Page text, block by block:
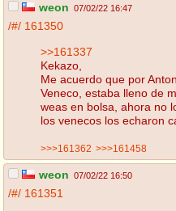
weon 07/02/22 16:47
/#/ 161350
>>161337
Kekazo,
Me acuerdo que por
Veneco, estaba lleno de
weas en bolsa, ahora no
los venecos los echaron
>>>161362 >>>161458
weon 07/02/22 16:50
/#/ 161351